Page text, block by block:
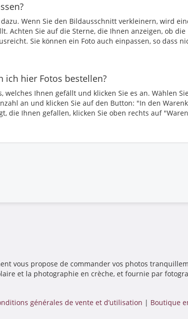
Wenn Sie den Bildausschnitt verkleinern, wird
Achten Sie auf die Sterne, die Ihnen anzeigen, ob die
Sie können ein Foto auch einpassen, so dass
ich hier Fotos bestellen?
welches Ihnen gefällt und klicken Sie es an. Wählen
an und klicken Sie auf den Button: "In den
die Ihnen gefallen, klicken Sie oben rechts auf
vous propose de commander vos photos
et la photographie en crèche, et fournie par
générales de vente et d’utilisation | Boutique